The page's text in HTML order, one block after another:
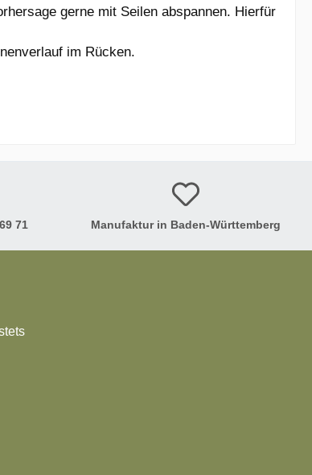
gerne mit Seilen abspannen. Hierfür
im Rücken.
71 Manufaktur in Baden-Württemberg